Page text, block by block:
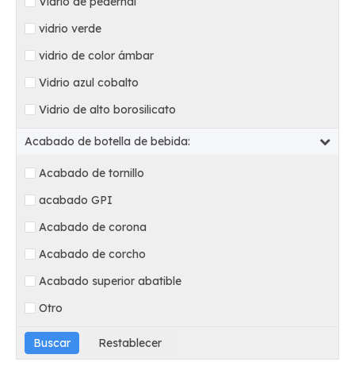
vidrio verde
vidrio de color ámbar
Vidrio azul cobalto
Vidrio de alto borosilicato
Acabado de botella de bebida:
Acabado de tornillo
acabado GPI
Acabado de corona
Acabado de corcho
Acabado superior abatible
Otro